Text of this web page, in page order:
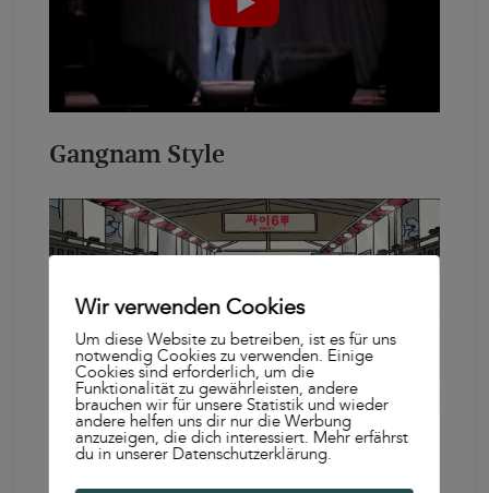
Gangnam Style
Harlem Shake
Wir verwenden Cookies
Um diese Website zu betreiben, ist es für uns
notwendig Cookies zu verwenden. Einige
Cookies sind erforderlich, um die
Funktionalität zu gewährleisten, andere
brauchen wir für unsere Statistik und wieder
andere helfen uns dir nur die Werbung
anzuzeigen, die dich interessiert. Mehr erfährst
du in unserer Datenschutzerklärung.